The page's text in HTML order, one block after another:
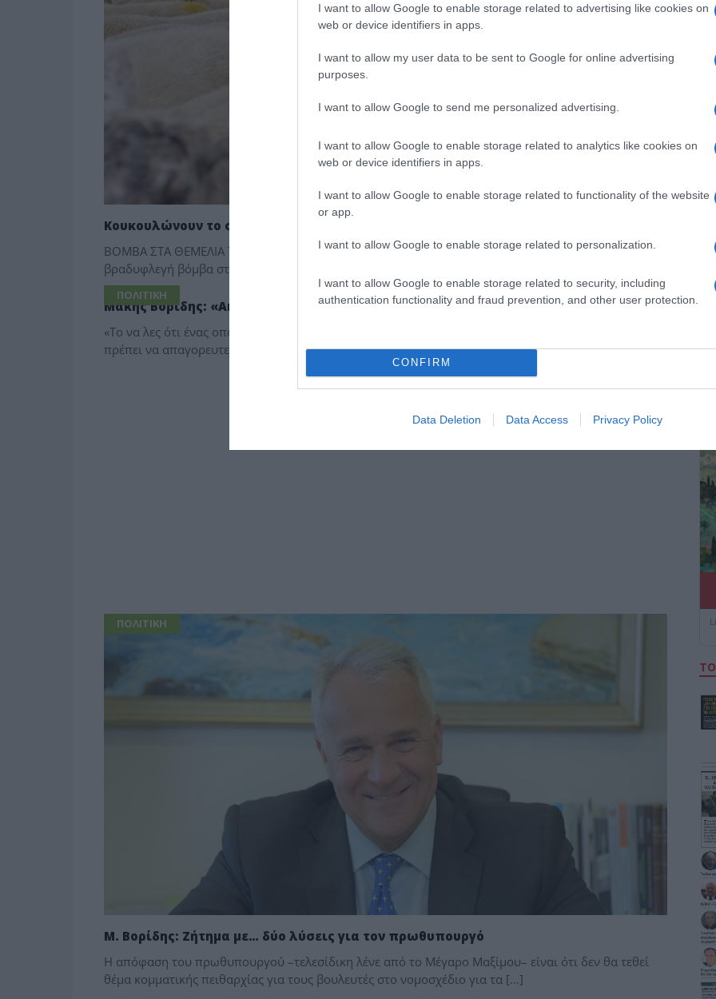
I want to allow Google to enable storage related to advertising like cookies on
web or device identifiers in apps.
I want to allow my user data to be sent to Google for online advertising
purposes.
I want to allow Google to send me personalized advertising.
I want to allow Google to enable storage related to analytics like cookies on
web or device identifiers in apps.
I want to allow Google to enable storage related to functionality of the website
or app.
I want to allow Google to enable storage related to personalization.
I want to allow Google to enable storage related to security, including
authentication functionality and fraud prevention, and other user protection.
CONFIRM
Data Deletion Data Access Privacy Policy
Κουκουλώνουν το σκάνδαλο – Άνω κάτω η Νέα Δημοκρατία
ΒΟΜΒΑ ΣΤΑ ΘΕΜΕΛΙΑ ΤΗΣ ΚΥΒΕΡΝΗΣΗΣ Η ΥΠΟΘΕΣΗ ΜΕ ΤΟ ΣΚΑΝΔΑΛΟ ΣΤΟΝ ΟΠΕΚΕΠΕ Σε
βραδυφλεγή βόμβα στα θεμέλια της κυβέρνησης, με απρόβλεπτες εξελίξεις, τείνει να εξελιχθεί […]
ΠΟΛΙΤΙΚΗ
Μάκης Βορίδης: «Ακραίο και εμπαθές το κείμενο του ψηφίσματος της Ευρωβουλής»
«Το να λες ότι ένας οποιοσδήποτε πολίτης δεν έχει δικαίωμα να προσφύγει στην κυβέρνηση ή
πρέπει να απαγορευτεί η πρόσβαση στη δικαιοσύνη για να προστατεύσει […]
ΠΟΛΙΤΙΚΗ
Μ. Βορίδης: Ζήτημα με… δύο λύσεις για τον πρωθυπουργό
Η απόφαση του πρωθυπουργού –τελεσίδικη λένε από το Μέγαρο Μαξίμου– είναι ότι δεν θα τεθεί
θέμα κομματικής πειθαρχίας για τους βουλευτές στο νομοσχέδιο για τα […]